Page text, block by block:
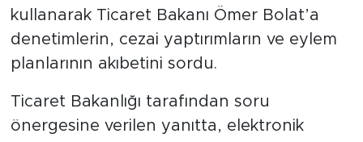
kullanarak Ticaret Bakanı Ömer Bolat’a
denetimlerin, cezai yaptırımların ve eylem
planlarının akıbetini sordu.
Ticaret Bakanlığı tarafından soru
önergesine verilen yanıtta, elektronik